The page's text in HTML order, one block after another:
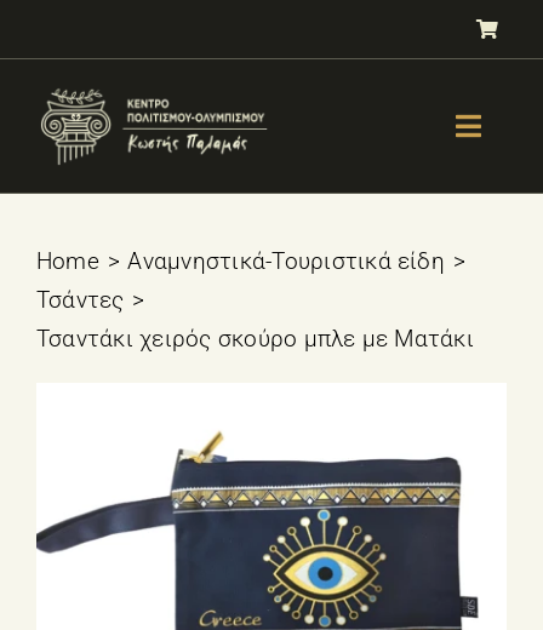
Toggle
ΟΛΥΜΠΙΣΜΟΣ
ΤΕΣΤ ΕΠΙΛΟΓΗΣ ΑΘΛΗΜΑΤΟΣ
ΒΙΒΛΙΑ
E-SHOP – Πωλητήριο
ΕΚΔΗΛΩΣΕΙΣ
ΣΧΕΤΙΚΑ ΜΕ ΕΜΑΣ
Home
Αναμνηστικά-Τουριστικά είδη
Τσάντες
Τσαντάκι χειρός σκούρο μπλε με Ματάκι